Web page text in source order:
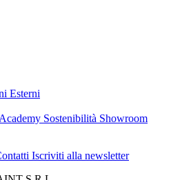
Esterni
Academy Sostenibilità Showroom
Iscriviti alla newsletter